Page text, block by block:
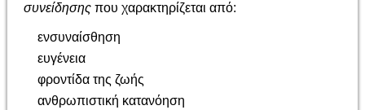
συνείδησης που χαρακτηρίζεται από:
ενσυναίσθηση
ευγένεια
φροντίδα της ζωής
ανθρωπιστική κατανόηση